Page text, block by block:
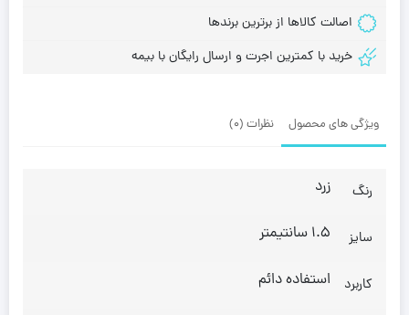
اصالت کالاها از برترین برندها
خرید با کمترین اجرت و ارسال رایگان با بیمه
ویژگی های محصول نظرات (0)
رنگ زرد
سایز 1.5 سانتیمتر
کاربرد استفاده دائم